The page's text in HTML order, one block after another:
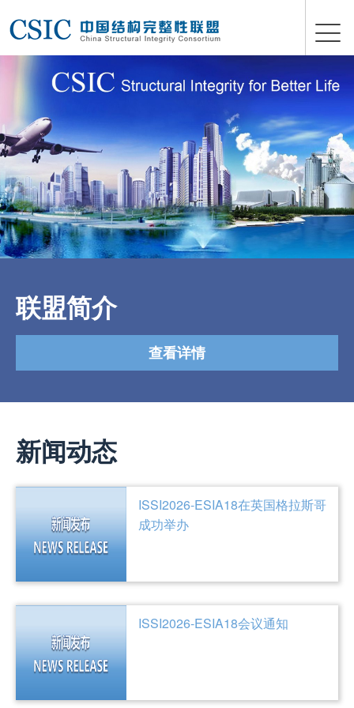
联盟简介
查看详情
新闻动态
ISSI2026-ESIA18在英国格拉斯哥
成功举办
ISSI2026-ESIA18会议通知